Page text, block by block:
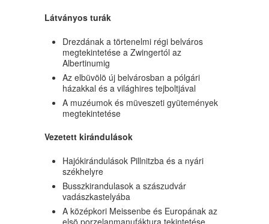
Látványos turák
Drezdának a törtenelmi régi belváros
megtekintetése a Zwingertól az
Albertinumig
Az elbüvölö új belvárosban a pólgári
házakkal és a világhires tejboltjával
A muzéumok és müveszeti gyütemények
megtekintetése
Vezetett kirándulások
Hajókirándulások Pillnitzba és a nyári
székhelyre
Busszkirandulasok a szászudvár
vadászkastelyába
A középkori Meissenbe és Europának az